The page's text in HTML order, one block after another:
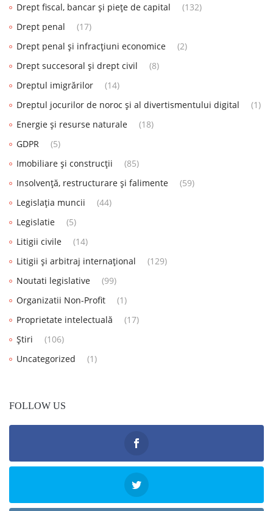
Drept fiscal, bancar și piețe de capital
(132)
Drept penal
(17)
Drept penal și infracțiuni economice
(2)
Drept succesoral și drept civil
(8)
Dreptul imigrărilor
(14)
Dreptul jocurilor de noroc și al divertismentului digital
(1)
Energie și resurse naturale
(18)
GDPR
(5)
Imobiliare și construcții
(85)
Insolvență, restructurare și falimente
(59)
Legislația muncii
(44)
Legislatie
(5)
Litigii civile
(14)
Litigii și arbitraj internațional
(129)
Noutati legislative
(99)
Organizatii Non-Profit
(1)
Proprietate intelectuală
(17)
Știri
(106)
Uncategorized
(1)
FOLLOW US